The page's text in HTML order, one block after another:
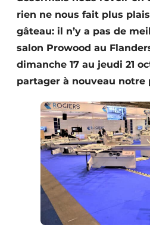
S’inscrire
Termes et conditions
rien ne nous fait plus
gâteau: il n’y a pas de
salon Prowood au
dimanche 17 au jeudi 21
partager à nouveau notre